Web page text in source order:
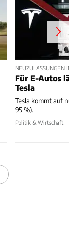
NEUZULASSUNGEN IM
Für E-Autos
Tesla
Tesla kommt auf nur
95 %).
Politik & Wirtschaft